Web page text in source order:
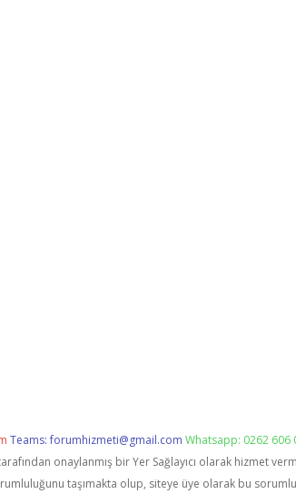
Teams:forumhizmeti@gmail.com Whatsapp: 0262 606
onaylanmış bir Yer Sağlayıcı olarak hizmet
taşımakta olup, siteye üye olarak bu